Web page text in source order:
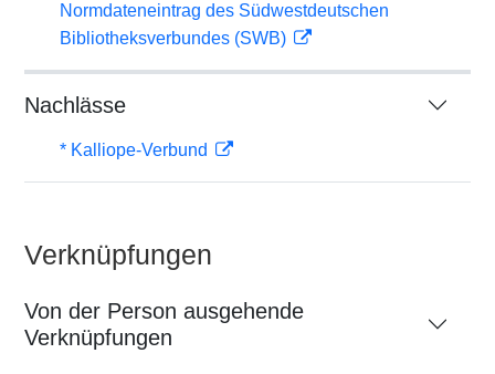
Normdateneintrag des Südwestdeutschen
Bibliotheksverbundes (SWB)
Nachlässe
* Kalliope-Verbund
Verknüpfungen
Von der Person ausgehende
Verknüpfungen